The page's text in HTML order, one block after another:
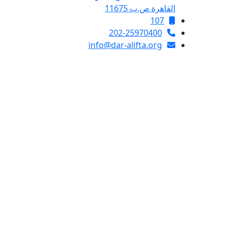
القاهرة ص.ب 11675
107
202-25970400
info@dar-alifta.org